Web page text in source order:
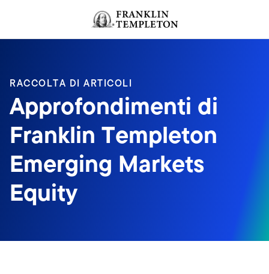
Header menu toggle
RACCOLTA DI ARTICOLI
Approfondimenti di
Franklin Templeton
Emerging Markets
Equity